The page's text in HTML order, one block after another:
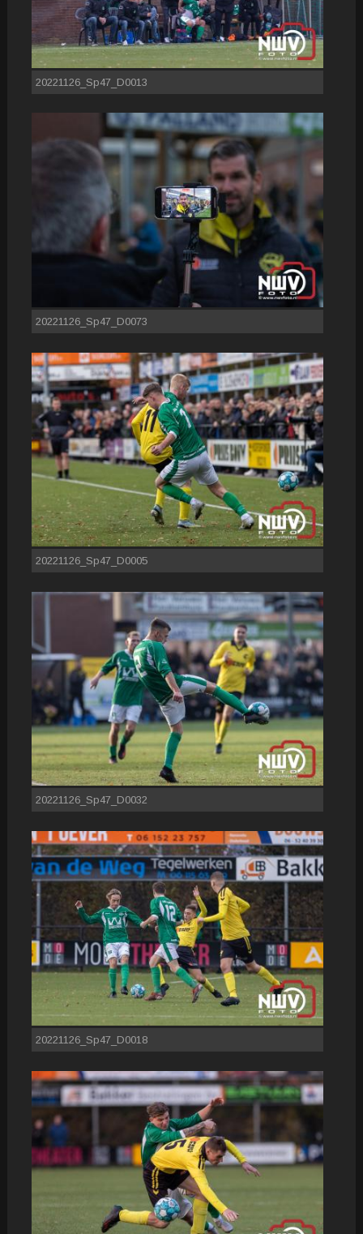
20221126_Sp47_D0013
20221126_Sp47_D0073
20221126_Sp47_D0005
20221126_Sp47_D0032
20221126_Sp47_D0018